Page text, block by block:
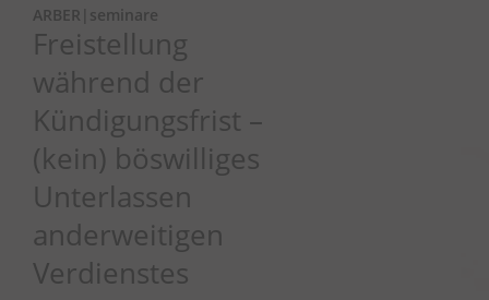
ARBER|seminare
Freistellung
während der
Kündigungsfrist –
(kein) böswilliges
Unterlassen
anderweitigen
Verdienstes